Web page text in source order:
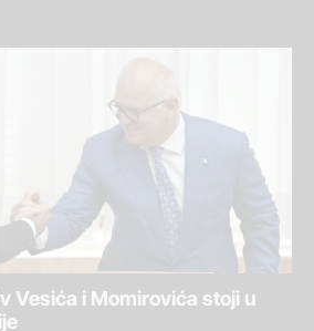
Vesića i Momirovića stoji u